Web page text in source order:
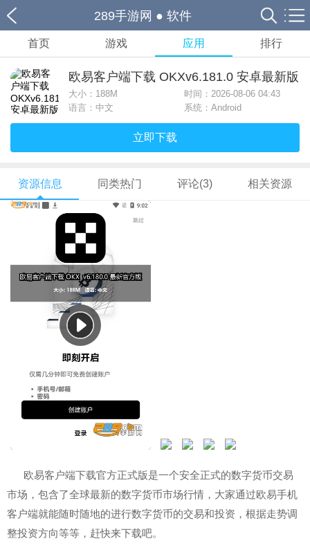
289手游网 ● 软件
首页 游戏 应用 排行
欧易客户端下载 OKXv6.181.0 安卓最新版
大小： 188M
时间：2026-08-06 04:43
语言：中文
系统：Android
立即下载
资源信息 同类热门 评论(3) 相关资源
欧易客户端下载官方正式版是一个安全正式的数字货币交易
市场，包含了全球最新的数字货币市场行情，大家通过欧易手机
客户端就能随时随地的进行数字货币的交易和投资，根据走势调
整投资方向等等，赶快来下载吧。